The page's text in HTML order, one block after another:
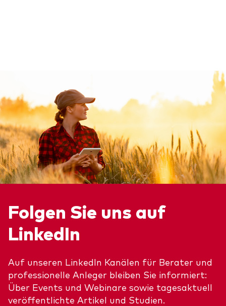
Index-Exposure-Analyse
Dokumente, die Vertrauen schaffen
Ressourcen
Marktvolatilität
Folgen Sie uns auf
LinkedIn
Auf unseren LinkedIn Kanälen für Berater und
professionelle Anleger bleiben Sie informiert:
Über Events und Webinare sowie tagesaktuell
veröffentlichte Artikel und Studien.